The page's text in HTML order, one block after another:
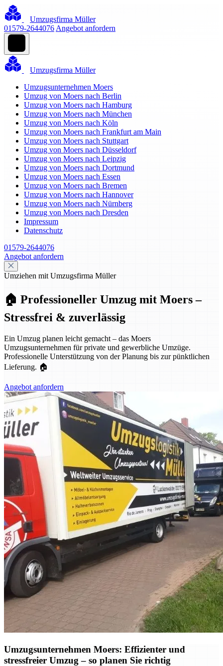
Umzugsfirma Müller
01579-2644076 Angebot anfordern
Umzugsfirma Müller
Umzugsunternehmen Moers
Umzug von Moers nach Berlin
Umzug von Moers nach Hamburg
Umzug von Moers nach München
Umzug von Moers nach Köln
Umzug von Moers nach Frankfurt am Main
Umzug von Moers nach Stuttgart
Umzug von Moers nach Düsseldorf
Umzug von Moers nach Leipzig
Umzug von Moers nach Dortmund
Umzug von Moers nach Essen
Umzug von Moers nach Bremen
Umzug von Moers nach Hannover
Umzug von Moers nach Nürnberg
Umzug von Moers nach Dresden
Impressum
Datenschutz
01579-2644076
Angebot anfordern
Umziehen mit Umzugsfirma Müller
🏠 Professioneller Umzug mit Moers –
Stressfrei & zuverlässig
Ein Umzug planen leicht gemacht – das Moers
Umzugsunternehmen für private und gewerbliche Umzüge.
Professionelle Unterstützung von der Planung bis zur pünktlichen
Lieferung. 🏠
Angebot anfordern
Umzugsunternehmen Moers: Effizienter und
stressfreier Umzug – so planen Sie richtig